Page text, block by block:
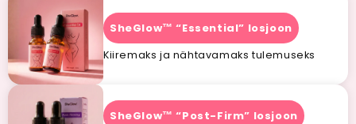
SheGlow™ “Essential” losjoon
Kiiremaks ja nähtavamaks tulemuseks
SheGlow™ “Post-Firm” losjoon